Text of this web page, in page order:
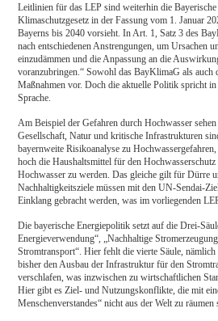
Leitlinien für das LEP sind weiterhin die
Klimaschutzgesetz in der Fassung vom 1. Januar
Bayerns bis 2040 vorsieht. In Art. 1, Satz 3 des
nach entschiedenen Anstrengungen, um Ursachen
einzudämmen und die Anpassung an die
voranzubringen.“ Sowohl das BayKlimaG als auch
Maßnahmen vor. Doch die aktuelle Politik spricht
Sprache.
Am Beispiel der Gefahren durch Hochwasser
Gesellschaft, Natur und kritische Infrastrukturen
bayernweite Risikoanalyse zu
hoch die Haushaltsmittel für den
Hochwasser zu werden. Das gleiche gilt für Dürre
Nachhaltigkeitsziele müssen mit den UN-Sendai-
Einklang gebracht werden, was im vorliegenden
Die bayerische Energiepolitik setzt auf die Drei-
Energieverwendung“, „Nachhaltige
Stromtransport“. Hier fehlt die vierte Säule, nämlich
bisher den Ausbau der Infrastruktur für den
verschlafen, was inzwischen zu wirtschaftlichen
Hier gibt es Ziel- und Nutzungskonflikte, die mit
Menschenverstandes“ nicht aus der Welt zu räumen